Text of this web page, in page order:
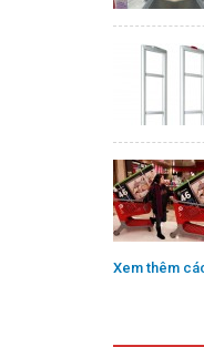
Xem thêm